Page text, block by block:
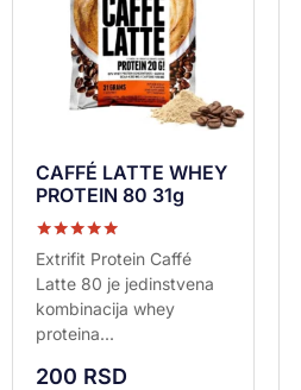
CAFFÉ LATTE WHEY
PROTEIN 80 31g
Ocenjeno sa
5.00
od 5
Extrifit Protein Caffé
Latte 80 je jedinstvena
kombinacija whey
proteina...
200 RSD